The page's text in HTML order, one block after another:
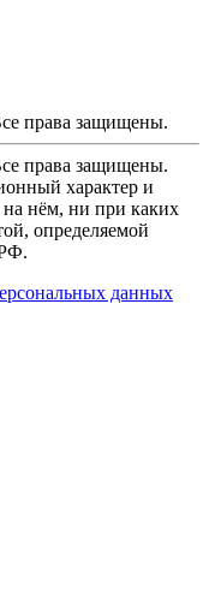
защищены.
защищены.
характер и
нём, ни при каких
определяемой
данных